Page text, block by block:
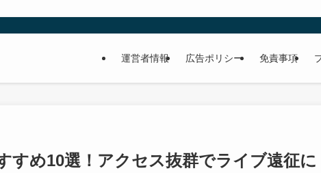
運営者情報 広告ポリシー 免責事項
すめ10選！アクセス抜群でライブ遠征に